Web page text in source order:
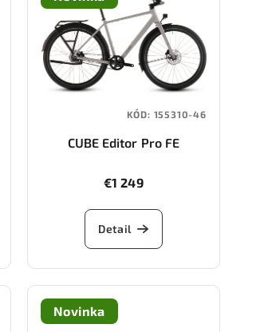
CUBE Editor Pro FE
€1 249
Detail
KÓD: 155310-46
Novinka